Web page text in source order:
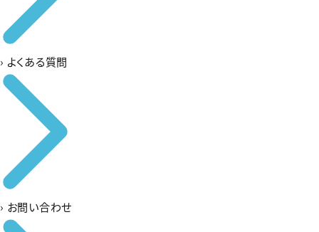
› よくある質問
› お問い合わせ